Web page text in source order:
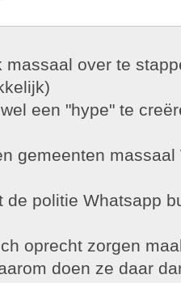
over te
een "hype" te
gemeenten
de politie Whatsapp
oprecht zorgen
doen ze daar